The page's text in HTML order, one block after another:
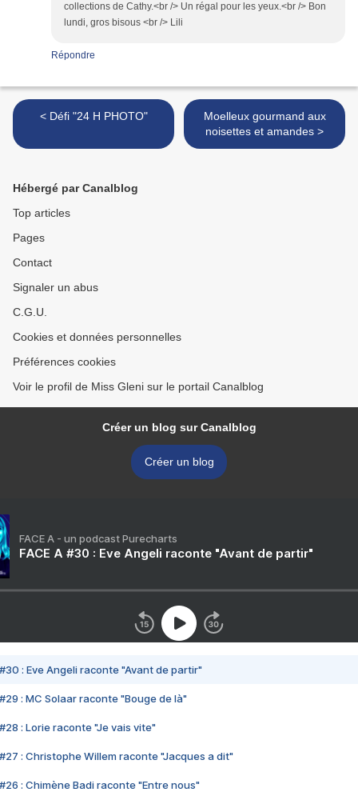
collections de Cathy.<br /> Un régal pour les yeux.<br /> Bon
lundi, gros bisous <br /> Lili
Répondre
< Défi "24 H PHOTO"
Moelleux gourmand aux
noisettes et amandes >
Hébergé par Canalblog
Top articles
Pages
Contact
Signaler un abus
C.G.U.
Cookies et données personnelles
Préférences cookies
Voir le profil de Miss Gleni sur le portail Canalblog
Créer un blog sur Canalblog
Créer un blog
FACE A - un podcast Purecharts
FACE A #30 : Eve Angeli raconte "Avant de partir"
#30 : Eve Angeli raconte "Avant de partir"
#29 : MC Solaar raconte "Bouge de là"
#28 : Lorie raconte "Je vais vite"
#27 : Christophe Willem raconte "Jacques a dit"
#26 : Chimène Badi raconte "Entre nous"